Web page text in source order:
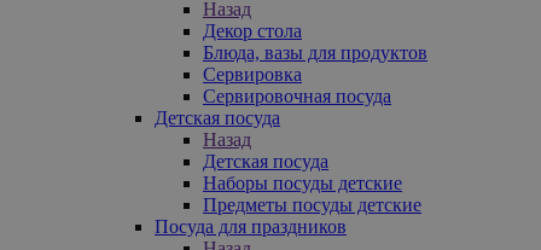
Назад
Декор стола
Блюда, вазы для продуктов
Сервировка
Сервировочная посуда
Детская посуда
Назад
Детская посуда
Наборы посуды детские
Предметы посуды детские
Посуда для праздников